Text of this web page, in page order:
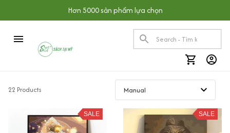
Hơn 5000 sản phẩm lựa chọn
22 Products
SALE SALE